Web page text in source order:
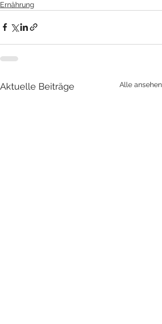
Ernährung
Aktuelle Beiträge Alle ansehen